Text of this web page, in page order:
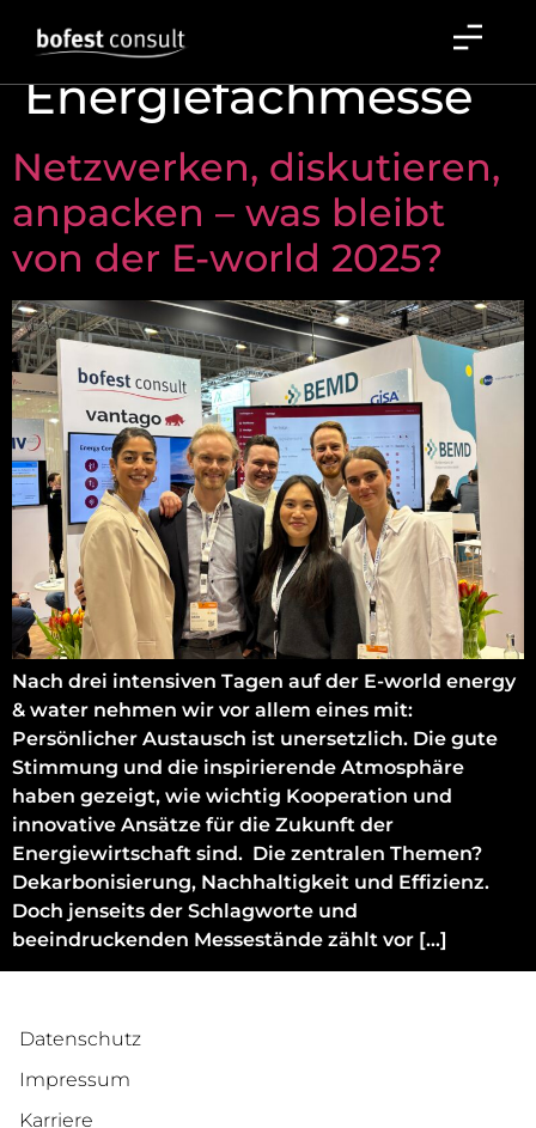
Schlagwort:
Energiefachmesse
Netzwerken, diskutieren,
anpacken – was bleibt
von der E-world 2025?
Nach drei intensiven Tagen auf der E-world energy
& water nehmen wir vor allem eines mit:
Persönlicher Austausch ist unersetzlich. Die gute
Stimmung und die inspirierende Atmosphäre
haben gezeigt, wie wichtig Kooperation und
innovative Ansätze für die Zukunft der
Energiewirtschaft sind. Die zentralen Themen?
Dekarbonisierung, Nachhaltigkeit und Effizienz.
Doch jenseits der Schlagworte und
beeindruckenden Messestände zählt vor […]
Datenschutz
Impressum
Karriere